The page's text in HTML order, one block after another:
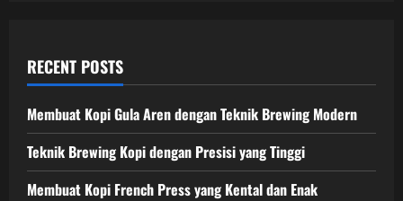
RECENT POSTS
Membuat Kopi Gula Aren dengan Teknik Brewing Modern
Teknik Brewing Kopi dengan Presisi yang Tinggi
Membuat Kopi French Press yang Kental dan Enak